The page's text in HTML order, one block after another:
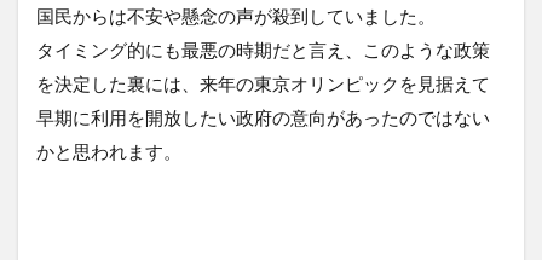
国民からは不安や懸念の声が殺到していました。
タイミング的にも最悪の時期だと言え、このような政策
を決定した裏には、来年の東京オリンピックを見据えて
早期に利用を開放したい政府の意向があったのではない
かと思われます。